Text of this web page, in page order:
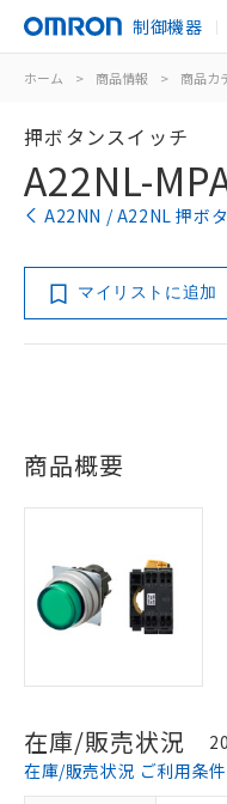
制御機器
ホーム > 商品情報 > 商品カ
押ボタンスイッチ
A22NL-
A22NN / A22NL 押ボ
マイリストに追加
商品概要
在庫/販売状況
在庫/販売状況 ご利用条件